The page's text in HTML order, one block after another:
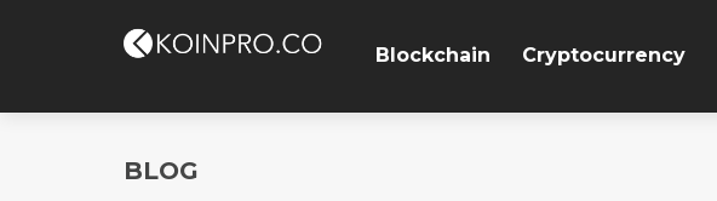
Blockchain Cryptocurrency
BLOG